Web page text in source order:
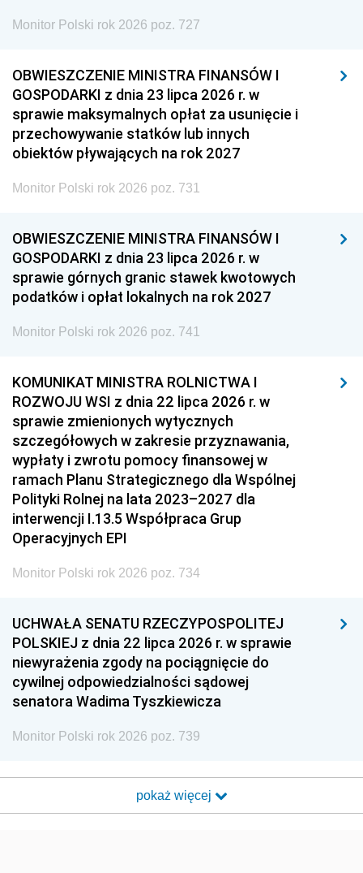
Monitor Polski rok 2026 poz. 727
OBWIESZCZENIE MINISTRA FINANSÓW I
GOSPODARKI z dnia 23 lipca 2026 r. w
sprawie maksymalnych opłat za usunięcie i
przechowywanie statków lub innych
obiektów pływających na rok 2027
Monitor Polski rok 2026 poz. 731
OBWIESZCZENIE MINISTRA FINANSÓW I
GOSPODARKI z dnia 23 lipca 2026 r. w
sprawie górnych granic stawek kwotowych
podatków i opłat lokalnych na rok 2027
Monitor Polski rok 2026 poz. 741
KOMUNIKAT MINISTRA ROLNICTWA I
ROZWOJU WSI z dnia 22 lipca 2026 r. w
sprawie zmienionych wytycznych
szczegółowych w zakresie przyznawania,
wypłaty i zwrotu pomocy finansowej w
ramach Planu Strategicznego dla Wspólnej
Polityki Rolnej na lata 2023–2027 dla
interwencji I.13.5 Współpraca Grup
Operacyjnych EPI
Monitor Polski rok 2026 poz. 734
UCHWAŁA SENATU RZECZYPOSPOLITEJ
POLSKIEJ z dnia 22 lipca 2026 r. w sprawie
niewyrażenia zgody na pociągnięcie do
cywilnej odpowiedzialności sądowej
senatora Wadima Tyszkiewicza
Monitor Polski rok 2026 poz. 739
pokaż więcej